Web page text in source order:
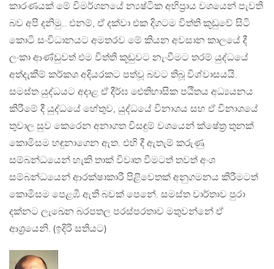
කාරණයක් මේ විමර්ශනයේ න්‍යෂ්ටික අභිප්‍රාය වශයෙන් පැවති
බව අපි දනිමු.. එනම්, ඒ දක්වා එක දිගටම විත්ති කූඩුවේ සිටි
කොටි සංවිධානයට අමතරව මේ කියන අවසාන කාලයේ දී
ලංකා ආණ්ඩුවත් එම විත්ති කූඩුවට නැංවීමට තරම් යුද්ධයේ
අත්දැකීම් කර්කශ අදියරකට පත්වූ බවට තිබූ විශ්වාසයයි.
සමස්ත යුද්ධයට අදාළ ඒ දීර්ඝ ඓතිහාසික පඨිතය අධ්‍යයනය
කිරීමේ දී යුද්ධයේ හේතුව, යුද්ධයේ විනාශය සහ ඒ විනාශයේ
තුවාල සුව කෙරෙන අනාගත විසඳුම් වශයෙන් ක්ෂේත්‍ර තුනක්
කොමිසම හඳුනාගෙන ඇත. එහි දී ඇතැම් කරුණු
සම්බන්ධයෙන් හැකි තාක් විවෘත වීමටත් තවත් අංශ
සම්බන්ධයෙන් ආරක්ෂාකාරී පිළිවෙතක් අනුගමනය කිරීමටත්
කොමිසම පෙළඹී ඇති බවක් පෙනේ. සමස්ත වාර්තාව පුරා
දක්නට ලැඛෙන බරපතල පරස්පරතාව මතුවන්නේ ඒ
ආශ්‍රයෙනි. (ඉදිරි සතියට)